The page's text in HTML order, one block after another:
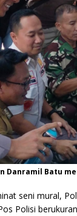
Danramil Batu
seni mural,
Polisi